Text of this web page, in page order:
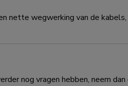
wegwerking van de
nog vragen hebben, neem